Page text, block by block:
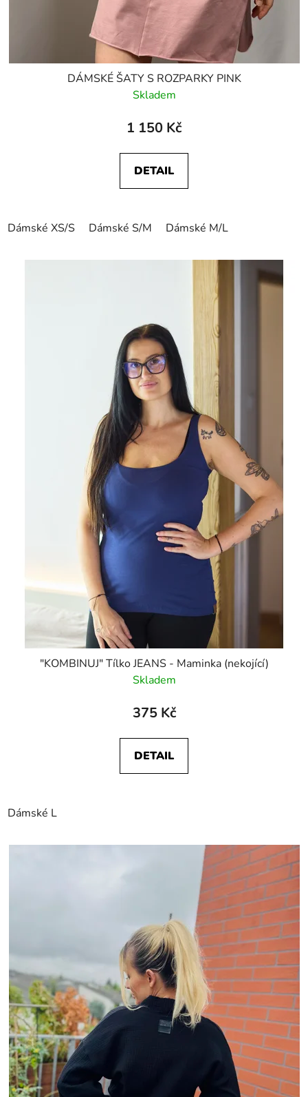
DÁMSKÉ ŠATY S ROZPARKY PINK
Skladem
1 150 Kč
DETAIL
Dámské XS/S Dámské S/M Dámské M/L
"KOMBINUJ" Tílko JEANS - Maminka (nekojící)
Skladem
375 Kč
DETAIL
Dámské L